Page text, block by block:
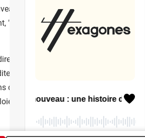
favoris. . Il y aura également des
et lancer la lecture instantanée de
aux derniers épisodes de leurs
pourront accéder à la description
la page, de sorte que l'expérience
sur Android, mais il faudra